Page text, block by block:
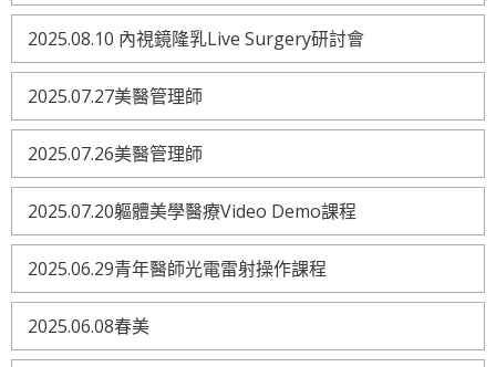
2025.08.10 內視鏡隆乳Live Surgery研討會
2025.07.27美醫管理師
2025.07.26美醫管理師
2025.07.20軀體美學醫療Video Demo課程
2025.06.29青年醫師光電雷射操作課程
2025.06.08春美